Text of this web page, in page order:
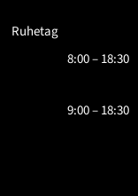
Ruhetag
8:00 – 18:30
9:00 – 18:30